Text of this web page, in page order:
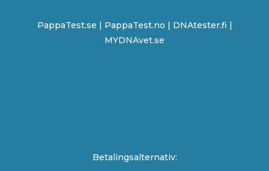
PappaTest.se | PappaTest.no | DNAtester.fi |
MYDNAvet.se
Betalingsalternativ: